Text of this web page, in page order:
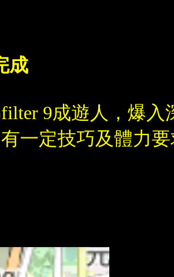
成
9成遊人，爆入
一定技巧及體力